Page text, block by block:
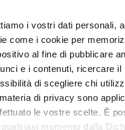
i vostri dati personali,
come i cookie per
al fine di pubblicare
e i contenuti, ricercare il
di scegliere chi
di privacy sono
le vostre scelte. È
momento dalla
learning
request the adaptation
givenHERE